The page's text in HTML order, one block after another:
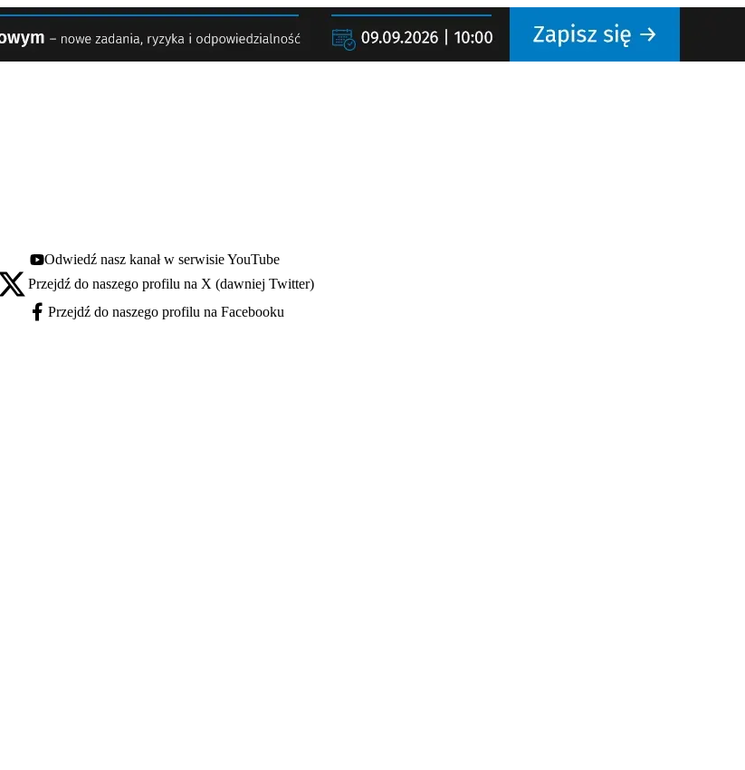
Youtube - otwiera się w nowej karcie
Odwiedź nasz kanał w serwisie YouTube
X - otwiera się w nowej karcie
Przejdź do naszego profilu na X (dawniej Twitter)
Facebook - otwiera się w nowej karcie
Przejdź do naszego profilu na Facebooku